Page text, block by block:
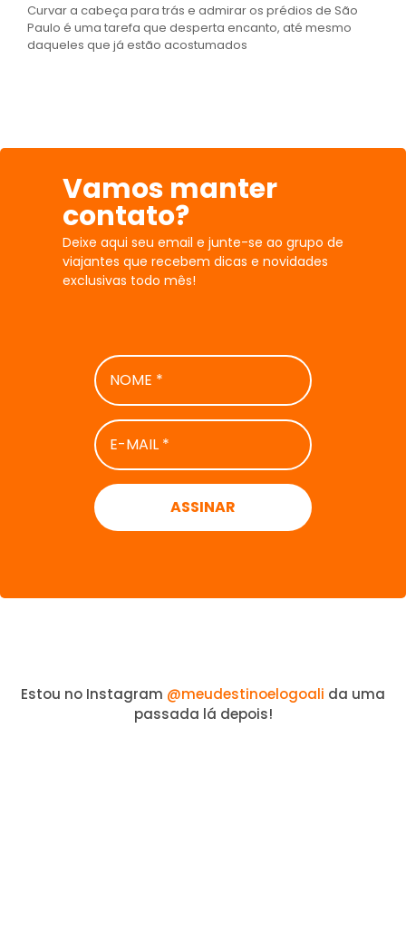
Curvar a cabeça para trás e admirar os prédios de São
Paulo é uma tarefa que desperta encanto, até mesmo
daqueles que já estão acostumados
Vamos manter
contato?
Deixe aqui seu email e junte-se ao grupo de
viajantes que recebem dicas e novidades
exclusivas todo mês!
NOME
*
E-
MAIL
*
Estou no Instagram @meudestinoelogoali da uma
passada lá depois!